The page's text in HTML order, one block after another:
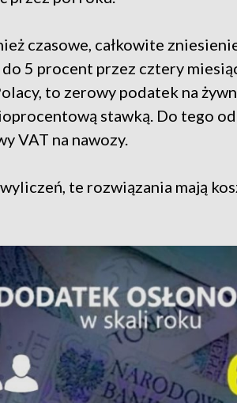
czasowe, całkowite
5 procent przez cztery
to zerowy podatek na
stawką. Do tego
VAT na nawozy.
te rozwiązania mają